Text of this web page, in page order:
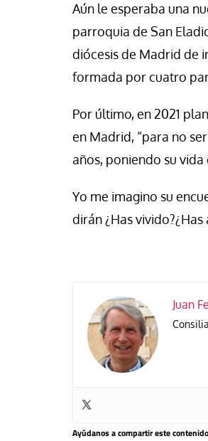
Aún le esperaba una
parroquia de San
diócesis de Madrid de
formada por cuatro
Por último, en 2021
en Madrid, “para no
años, poniendo su vida
Yo me imagino su
dirán ¿Has
Juan
Ayúdanos a compartir este